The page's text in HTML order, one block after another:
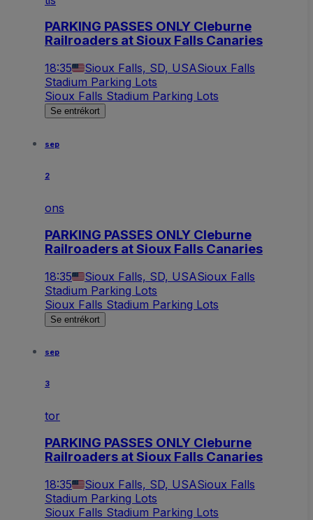
PARKING PASSES ONLY Cleburne
Railroaders at Sioux Falls Canaries
18:35 Sioux Falls, SD, USASioux Falls
Stadium Parking Lots
Sioux Falls Stadium Parking Lots
Se entrékort
sep
2
ons
PARKING PASSES ONLY Cleburne
Railroaders at Sioux Falls Canaries
18:35 Sioux Falls, SD, USASioux Falls
Stadium Parking Lots
Sioux Falls Stadium Parking Lots
Se entrékort
sep
3
tor
PARKING PASSES ONLY Cleburne
Railroaders at Sioux Falls Canaries
18:35 Sioux Falls, SD, USASioux Falls
Stadium Parking Lots
Sioux Falls Stadium Parking Lots